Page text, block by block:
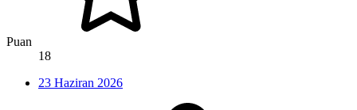
Puan
18
23 Haziran 2026